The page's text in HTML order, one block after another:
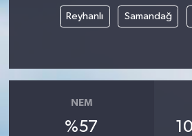
Reyhanlı Samandağ
NEM
%57